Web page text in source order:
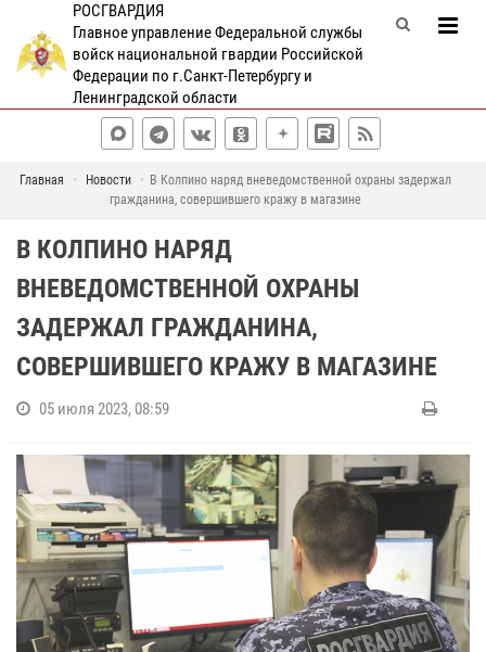
РОСГВАРДИЯ
Главное управление Федеральной службы
войск национальной гвардии Российской
Федерации по г.Санкт-Петербургу и
Ленинградской области
Главная Новости
В Колпино наряд вневедомственной охраны задержал
гражданина, совершившего кражу в магазине
В КОЛПИНО НАРЯД
ВНЕВЕДОМСТВЕННОЙ ОХРАНЫ
ЗАДЕРЖАЛ ГРАЖДАНИНА,
СОВЕРШИВШЕГО КРАЖУ В МАГАЗИНЕ
05 июля 2023, 08:59